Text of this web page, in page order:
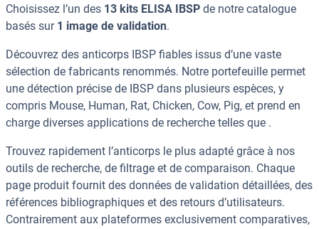
Choisissez l’un des 13 kits ELISA IBSP de notre catalogue
basés sur 1 image de validation.
Découvrez des anticorps IBSP fiables issus d’une vaste
sélection de fabricants renommés. Notre portefeuille permet
une détection précise de IBSP dans plusieurs espèces, y
compris Mouse, Human, Rat, Chicken, Cow, Pig, et prend en
charge diverses applications de recherche telles que .
Trouvez rapidement l’anticorps le plus adapté grâce à nos
outils de recherche, de filtrage et de comparaison. Chaque
page produit fournit des données de validation détaillées, des
références bibliographiques et des retours d’utilisateurs.
Contrairement aux plateformes exclusivement comparatives,